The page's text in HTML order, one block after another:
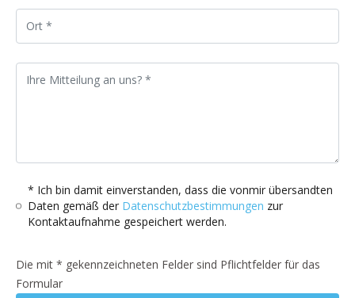
* Ich bin damit einverstanden, dass die vonmir übersandten
Daten gemäß der Datenschutzbestimmungen zur
Kontaktaufnahme gespeichert werden.
Die mit * gekennzeichneten Felder sind Pflichtfelder für das
Formular